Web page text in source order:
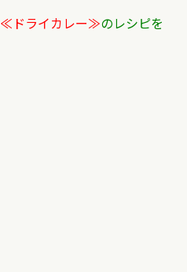
≪ドライカレー≫のレシピを